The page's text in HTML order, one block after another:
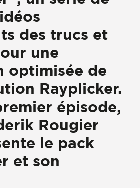
des trucs et
une
optimisée de
Rayplicker.
épisode,
Rougier
le pack
et son